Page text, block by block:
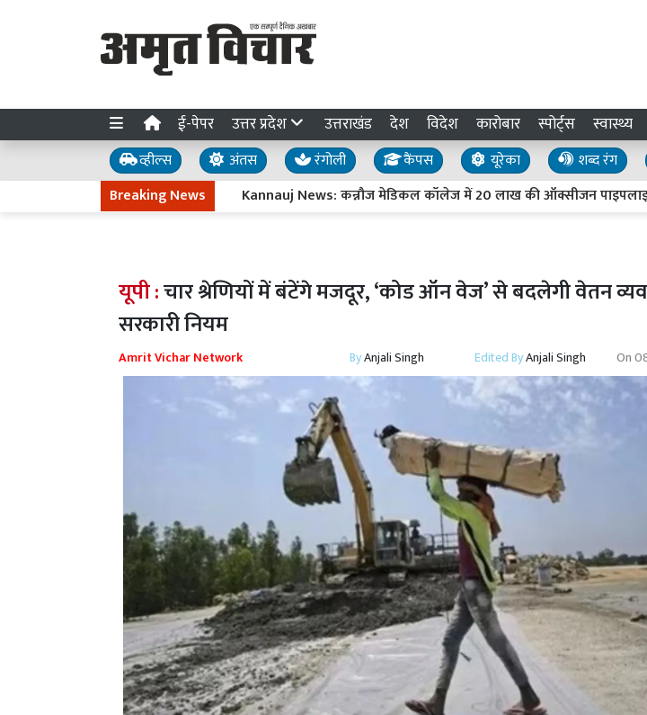
ई-पेपर उत्तर प्रदेश उत्तराखंड देश विदेश कारोबार स्पोर्ट्स स्वास्थ्य
व्हील्स अंतस रंगोली कैंपस यूरेका शब्द रंग
Breaking News Kannauj News: कन्नौज मेडिकल कॉलेज में 20 लाख की ऑक्सीजन पाइपलाइन
यूपी :चार श्रेणियों में बंटेंगे मजदूर, ‘कोड ऑन वेज’ से बदलेगी वेतन
सरकारी नियम
Amrit Vichar Network ByAnjali Singh Edited ByAnjali Singh On